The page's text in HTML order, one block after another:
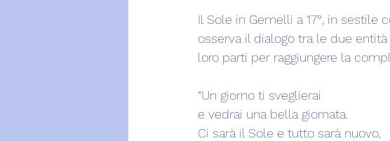
Il Sole in Gemelli a 17°, in sestile
osserva il dialogo tra le due
loro parti per raggiungere la
“Un giorno ti sveglierai
e vedrai una bella giornata.
Ci sarà il Sole e tutto sarà nuovo,